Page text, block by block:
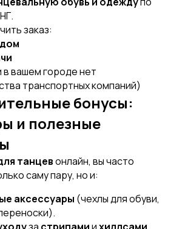
заказ:
в вашем городе нет
транспортных компаний)
бонусы:
и полезные
танцевонлайн, вы часто
саму пару, но и:
аксессуары (чехлы для обуви,
]